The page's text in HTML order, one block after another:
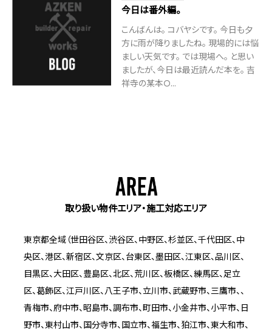
今日は番外編。
こんばんは。 コバヤシです。 今日も夕
方に雨が降りましたね。 現場的には悩
ましい天気です。 では現場へ。 と思い
ましたが、今日は最近読んだ本を。 吉
祥寺の某本Ｏ...
取り扱い物件エリア・施工対応エリア
東京都全域（世田谷区、渋谷区、中野区、杉並区、千代田区、中
央区、港区、新宿区、文京区、台東区、墨田区、江東区、品川区、
目黒区、大田区、豊島区、北区、荒川区、板橋区、練馬区、足立
区、葛飾区、江戸川区、八王子市、立川市、武蔵野市、三鷹市、、
青梅市、府中市、昭島市、調布市、町田市、小金井市、小平市、日
野市、東村山市、国分寺市、国立市、福生市、狛江市、東大和市、